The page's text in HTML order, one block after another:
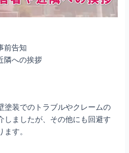
前告知
隣への挨拶
塗装でのトラブルやクレームの
しましたが、その他にも回避す
す。